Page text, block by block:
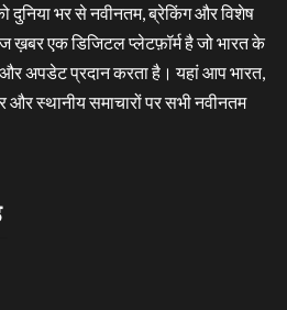
भर से नवीनतम, ब्रेकिंग और विशेष
ख़बर एक डिजिटल प्लेटफ़ॉर्म है जो भारत के
और अपडेट प्रदान करता है। यहां आप भारत,
और स्थानीय समाचारों पर सभी नवीनतम